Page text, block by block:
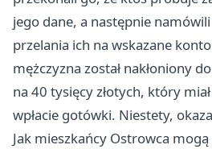
jego dane, a następnie
przelania ich na wskazane
mężczyzna został nakłoniony
na 40 tysięcy złotych, który
wpłacie gotówki. Niestety,
Jak mieszkańcy Ostrowca